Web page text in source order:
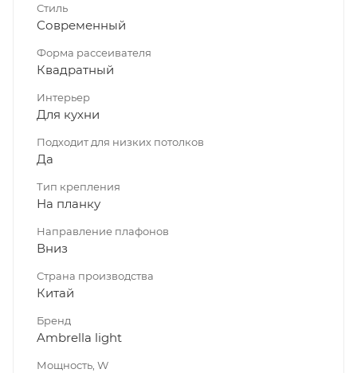
Стиль
Современный
Форма рассеивателя
Квадратный
Интерьер
Для кухни
Подходит для низких потолков
Да
Тип крепления
На планку
Направление плафонов
Вниз
Страна производства
Китай
Бренд
Ambrella light
Мощность, W